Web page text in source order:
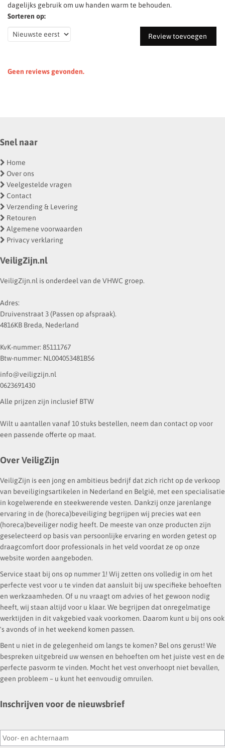
dagelijks gebruik om uw handen warm te behouden.
Sorteren op:
Review toevoegen
Geen reviews gevonden.
Snel naar
Home
Over ons
Veelgestelde vragen
Contact
Verzending & Levering
Retouren
Algemene voorwaarden
Privacy verklaring
VeiligZijn.nl
VeiligZijn.nl is onderdeel van de VHWC groep.
Adres:
Druivenstraat 3 (Passen op afspraak).
4816KB Breda, Nederland
KvK-nummer: 85111767
Btw-nummer: NL004053481B56
info@veiligzijn.nl
0623691430
Alle prijzen zijn inclusief BTW
Wilt u aantallen vanaf 10 stuks bestellen, neem dan contact op voor
een passende offerte op maat.
Over VeiligZijn
VeiligZijn is een jong en ambitieus bedrijf dat zich richt op de verkoop
van beveiligingsartikelen in Nederland en België, met een specialisatie
in kogelwerende en steekwerende vesten. Dankzij onze jarenlange
ervaring in de (horeca)beveiliging begrijpen wij precies wat een
(horeca)beveiliger nodig heeft. De meeste van onze producten zijn
geselecteerd op basis van persoonlijke ervaring en worden getest op
draagcomfort door professionals in het veld voordat ze op onze
website worden aangeboden.
Service staat bij ons op nummer 1! Wij zetten ons volledig in om het
perfecte vest voor u te vinden dat aansluit bij uw specifieke behoeften
en werkzaamheden. Of u nu vraagt om advies of het gewoon nodig
heeft, wij staan altijd voor u klaar. We begrijpen dat onregelmatige
werktijden in dit vakgebied vaak voorkomen. Daarom kunt u bij ons ook
's avonds of in het weekend komen passen.
Bent u niet in de gelegenheid om langs te komen? Bel ons gerust! We
bespreken uitgebreid uw wensen en behoeften om het juiste vest en de
perfecte pasvorm te vinden. Mocht het vest onverhoopt niet bevallen,
geen probleem – u kunt het eenvoudig omruilen.
Inschrijven voor de nieuwsbrief